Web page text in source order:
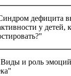
дефицита
у детей,
и роль